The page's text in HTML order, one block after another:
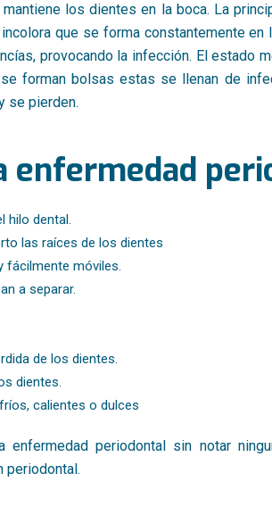
los dientes en la boca. La
incolora que se forma constantemente
provocando la infección. El estado
forman bolsas estas se llenan de
se pierden.
enfermedad
hilo dental.
las raíces de los dientes
fácilmente móviles.
a separar.
de los dientes.
dientes.
calientes o dulces
enfermedad periodontal sin notar
periodontal.